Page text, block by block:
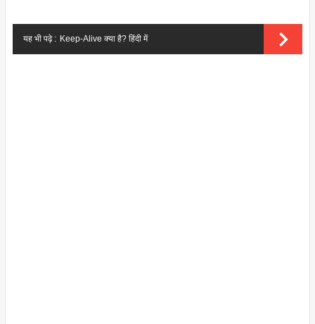
यह भी पढ़े : Keep-Alive क्या है? हिंदी में